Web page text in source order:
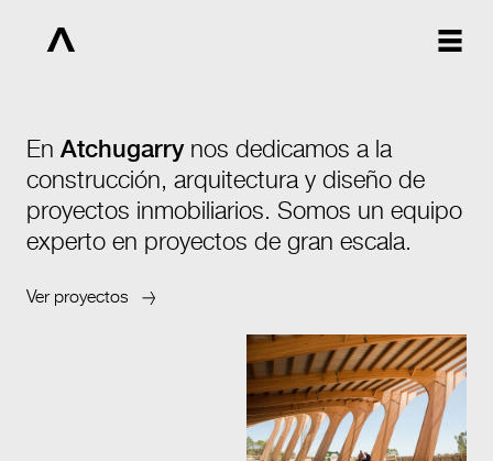
En Atchugarrynos dedicamos a la
construcción, arquitectura y diseño de
proyectos inmobiliarios. Somos un equipo
experto en proyectos de gran escala.
Ver proyectos